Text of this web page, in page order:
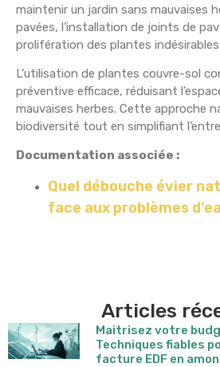
maintenir un jardin sans mauvaises
pavées, l’installation de joints de
prolifération des plantes indésirables.
L’utilisation de plantes couvre-sol
préventive efficace, réduisant
mauvaises herbes. Cette approche
biodiversité tout en simplifiant
Documentation associée :
Quel débouche évier
face aux problèmes
Articles
Maitrisez votre
Techniques fiables
facture EDF en